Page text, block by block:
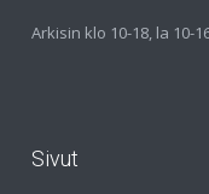
Arkisin klo 10-18, la 10-
Sivut